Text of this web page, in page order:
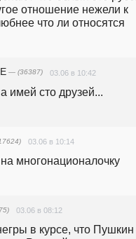
отношение нежели к
что ли относятся
— (36387) 03.06 в 10:42
имей сто друзей...
03.06 в 10:14
многонационалочку
03.06 в 08:12
в курсе, что Пушкин